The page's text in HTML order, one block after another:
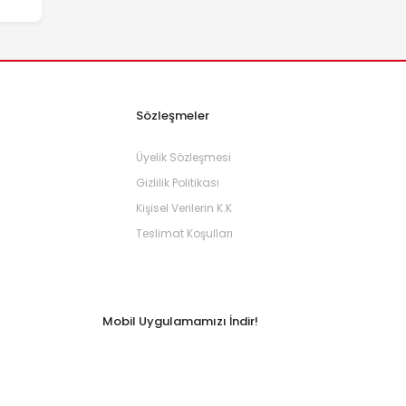
Sözleşmeler
Üyelik Sözleşmesi
Gizlilik Politikası
Kişisel Verilerin K.K
Teslimat Koşulları
Mobil Uygulamamızı İndir!